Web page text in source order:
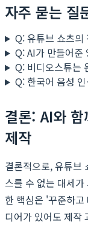
자주 묻는 질
Q: 유튜브 쇼츠의
Q: AI가 만들어준
Q: 비디오스튜는
Q: 한국어 음성
결론: AI와
제작
결론적으로, 유튜브
스를 수 없는 대세
한 핵심은 '꾸준하
디어가 있어도 제작